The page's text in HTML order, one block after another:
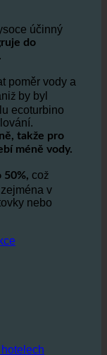
účinný
do
poměr vody a
by byl
ecoturbino
takže pro
méně vody.
což
v
nebo